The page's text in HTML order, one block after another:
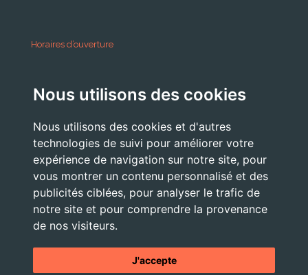
Nous utilisons des cookies
Nous utilisons des cookies et d'autres
technologies de suivi pour améliorer votre
expérience de navigation sur notre site, pour
vous montrer un contenu personnalisé et des
publicités ciblées, pour analyser le trafic de
notre site et pour comprendre la provenance
de nos visiteurs.
J'accepte
Horaires d’ouverture
Lundi . Mardi : 10h 12h /16h 18h30
Jeudi . Vendredi : 13h30 / 17h
Nous Contacter
accueil@commune-vourey.fr